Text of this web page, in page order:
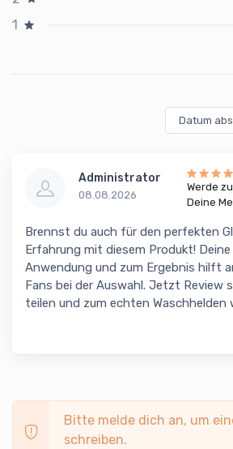
1
Administrator
08.08.2026
Werde
Deine
Brennst du auch für den perfekten
Erfahrung mit diesem Produkt!
Anwendung und zum Ergebnis hilft
Fans bei der Auswahl. Jetzt Review
teilen und zum echten Waschhelden
Bitte melde dich an, um
schreiben.